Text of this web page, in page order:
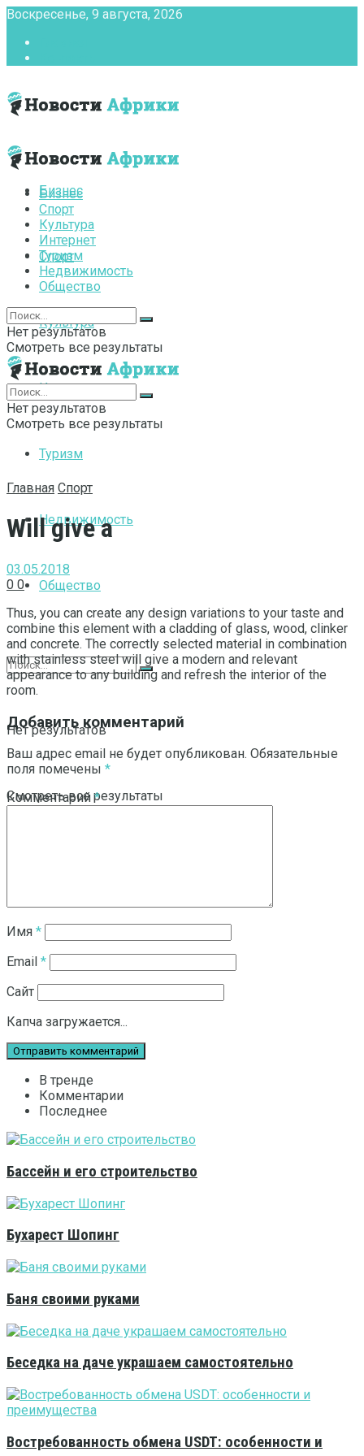
Воскресенье, 9 августа, 2026
Бизнес
Спорт
Культура
Интернет
Туризм
Недвижимость
Общество
Нет результатов
Смотреть все результаты
Бизнес
Спорт
Культура
Интернет
Туризм
Недвижимость
Общество
Нет результатов
Смотреть все результаты
Нет результатов
Смотреть все результаты
Главная Спорт
Will give a
03.05.2018
0 0
Thus, you can create any design variations to your taste and
combine this element with a cladding of glass, wood, clinker
and concrete. The correctly selected material in combination
with stainless steel will give a modern and relevant
appearance to any building and refresh the interior of the
room.
Добавить комментарий
Ваш адрес email не будет опубликован. Обязательные
поля помечены *
Комментарий*
Имя *
Email *
Сайт
Капча загружается...
В тренде
Комментарии
Последнее
Бассейн и его строительство
Бухарест Шопинг
Баня своими руками
Беседка на даче украшаем самостоятельно
Востребованность обмена USDT: особенности и